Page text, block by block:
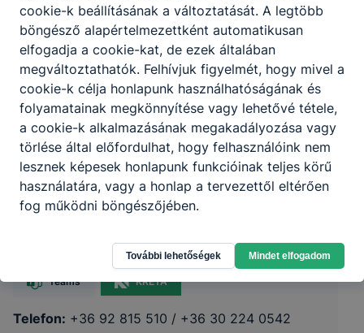
Zalaegerszegi SzC Báthory István
Technikum
8900 Zalaegerszeg, Báthory utca 58.
Teams KRÉTA
Telefon: +36 92 815 510 / +36 30 224 0542
cookie-k beállításának a változtatását. A legtöbb
böngésző alapértelmezettként automatikusan
elfogadja a cookie-kat, de ezek általában
megváltoztathatók. Felhívjuk figyelmét, hogy mivel a
cookie-k célja honlapunk használhatóságának és
folyamatainak megkönnyítése vagy lehetővé tétele,
a cookie-k alkalmazásának megakadályozása vagy
törlése által előfordulhat, hogy felhasználóink nem
lesznek képesek honlapunk funkcióinak teljes körű
használatára, vagy a honlap a tervezettől eltérően
fog működni böngészőjében.
További lehetőségek Mindet elfogadom